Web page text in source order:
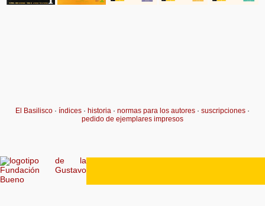
El Basilisco · índices · historia · normas para los autores · suscripciones ·
pedido de ejemplares impresos